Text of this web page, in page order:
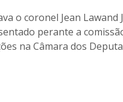
o coronel Jean Lawand
perante a
na Câmara dos